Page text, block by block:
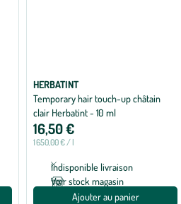
HERBATINT
Temporary hair touch-up châtain
clair Herbatint - 10 ml
16,50 €
1 650,00 € / l
Indisponible livraison
Voir stock magasin
Ajouter au panier